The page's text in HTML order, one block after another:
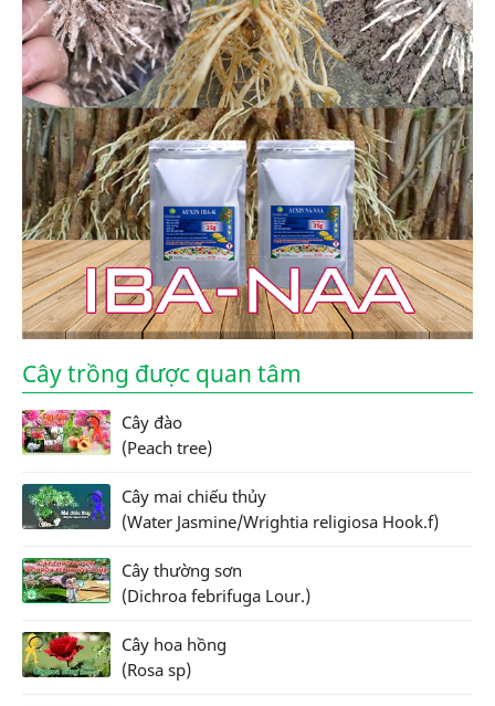
Cây trồng được quan tâm
Cây đào
(Peach tree)
Cây mai chiếu thủy
(Water Jasmine/Wrightia religiosa Hook.f)
Cây thường sơn
(Dichroa febrifuga Lour.)
Cây hoa hồng
(Rosa sp)